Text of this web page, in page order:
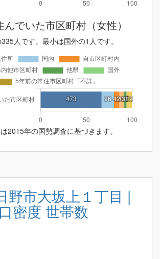
でいた市区町村（女性）
人です。最小は国外の1人です。
2015年の国勢調査に基づきます。
野市大坂上１丁目 |
密度 世帯数